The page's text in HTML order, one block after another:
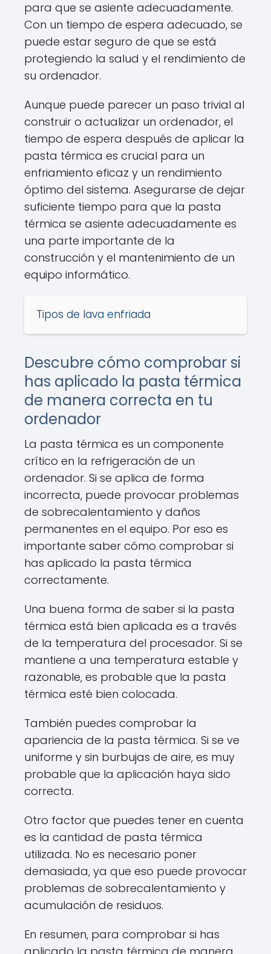
para que se asiente adecuadamente.
Con un tiempo de espera adecuado, se
puede estar seguro de que se está
protegiendo la salud y el rendimiento de
su ordenador.
Aunque puede parecer un paso trivial al
construir o actualizar un ordenador, el
tiempo de espera después de aplicar la
pasta térmica es crucial para un
enfriamiento eficaz y un rendimiento
óptimo del sistema. Asegurarse de dejar
suficiente tiempo para que la pasta
térmica se asiente adecuadamente es
una parte importante de la
construcción y el mantenimiento de un
equipo informático.
Tipos de lava enfriada
Descubre cómo comprobar si
has aplicado la pasta térmica
de manera correcta en tu
ordenador
La pasta térmica es un componente
crítico en la refrigeración de un
ordenador. Si se aplica de forma
incorrecta, puede provocar problemas
de sobrecalentamiento y daños
permanentes en el equipo. Por eso es
importante saber cómo comprobar si
has aplicado la pasta térmica
correctamente.
Una buena forma de saber si la pasta
térmica está bien aplicada es a través
de la temperatura del procesador. Si se
mantiene a una temperatura estable y
razonable, es probable que la pasta
térmica esté bien colocada.
También puedes comprobar la
apariencia de la pasta térmica. Si se ve
uniforme y sin burbujas de aire, es muy
probable que la aplicación haya sido
correcta.
Otro factor que puedes tener en cuenta
es la cantidad de pasta térmica
utilizada. No es necesario poner
demasiada, ya que eso puede provocar
problemas de sobrecalentamiento y
acumulación de residuos.
En resumen, para comprobar si has